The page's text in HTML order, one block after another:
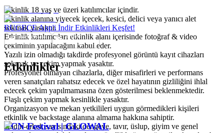
Etkinlik 18 yaş ve üzeri katılımcılar içindir.
Etkinlik alanına yiyecek içecek, kesici, delici veya yanıcı alet
sokmak yasaktır.
Etkinlik katılımcıları etkinlik alanı içerisinde fotoğraf & video
çekiminin yapılacağını kabul eder.
Yazılı izin olmadığı takdirde profesyonel görüntü kayıt cihazları
sokmak ve çekim yapmak yasaktır.
Profesyonel olmayan cihazlarla, diğer misafirleri ve performans
veren sanatçıları rahatsız edecek ve özel hayatının gizliliğini ihlal
edecek çekim yapılmamasına özen gösterilmesi beklenmektedir.
Flaşlı çekim yapmak kesinlikle yasaktır.
Organizasyon ve mekan yetkilileri uygun görmedikleri kişileri
etkinlik ve backstage alanına almama hakkına sahiptir.
Kadın-erkek sayısındaki dengeye, tavır, üslup, giyim ve genel
BUGECE App'i İndir Etkinlikleri Keşfet!
Etkinlikler
ECN Festival | GLOWAL